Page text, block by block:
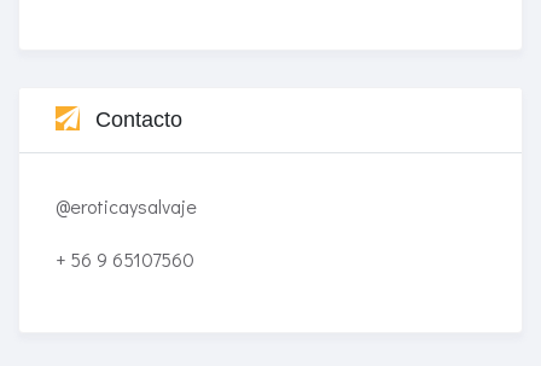
Contacto
@eroticaysalvaje
+ 56 9 65107560